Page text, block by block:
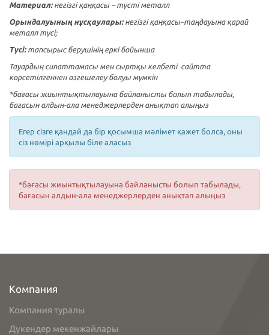
Материал:негізгі қаңқасы – түсті металл
Орындалуының нұсқаулары: негізгі қаңқасы–таңдауына қарай
металл түсі;
Түсі:тапсырыс берушінің еркі бойынша
Тауардың сипаттамасы мен сыртқы келбеті сайтта
көрсетілгеннен өзгешелеу болуы мүмкін
*бағасы жиынтықтылауына байланысты болып табылады,
бағасын алдын-ала менеджерлерден анықтап алыңыз
Егер сізге қандай да бір қосымша мәлімет қажет болса, оны
сіз нөмірі арқылы біле аласыз
*бағасы жиынтықтылауына байланысты болып табылады,
бағасын алдын-ала менеджерлерден анықтап алыңыз
Компания
Компания туралы
Дүкендер мекенжайлары